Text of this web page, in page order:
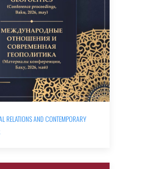
RELATIONS AND CONTEMPORARY